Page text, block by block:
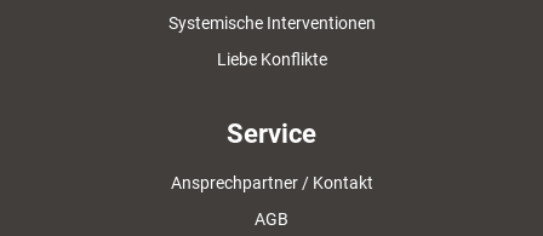
Systemische Interventionen
Liebe Konflikte
Service
Ansprechpartner / Kontakt
AGB